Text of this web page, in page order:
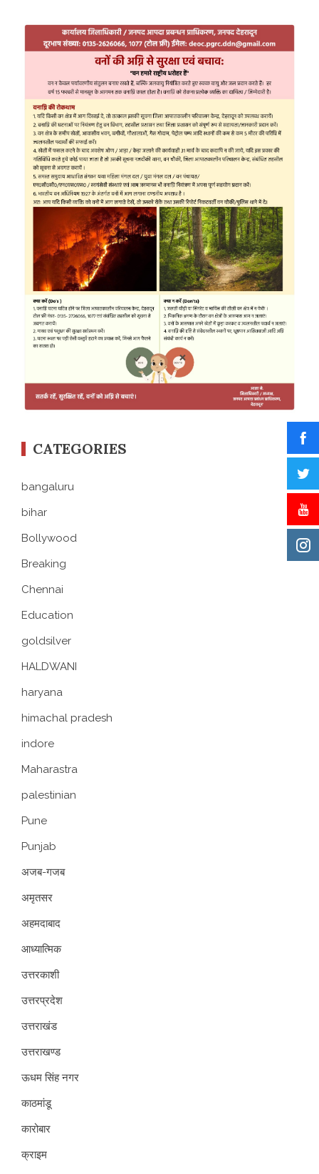
CATEGORIES
bangaluru
bihar
Bollywood
Breaking
Chennai
Education
goldsilver
HALDWANI
haryana
himachal pradesh
indore
Maharastra
palestinian
Pune
Punjab
अजब-गजब
अमृतसर
अहमदाबाद
आध्यात्मिक
उत्तरकाशी
उत्तरप्रदेश
उत्तराखंड
उत्तराखण्ड
ऊधम सिंह नगर
काठमांडू
कारोबार
क्राइम